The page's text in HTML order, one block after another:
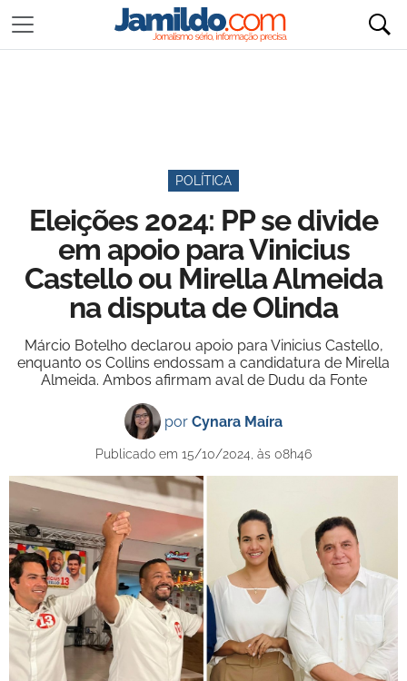
POLÍTICA
Eleições 2024: PP se divide
em apoio para Vinicius
Castello ou Mirella Almeida
na disputa de Olinda
Márcio Botelho declarou apoio para Vinicius Castello,
enquanto os Collins endossam a candidatura de Mirella
Almeida. Ambos afirmam aval de Dudu da Fonte
por Cynara Maíra
Publicado em 15/10/2024, às 08h46